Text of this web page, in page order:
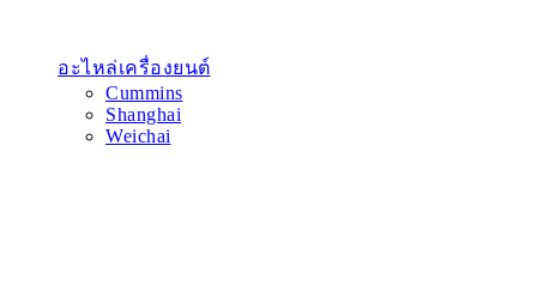
อะไหล่เครื่องยนต์
Cummins
Shanghai
Weichai